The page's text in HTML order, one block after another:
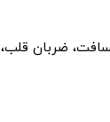
ضربان قلب،